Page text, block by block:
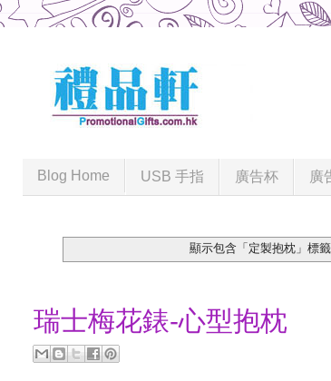
Blog Home USB 手指 廣告杯 廣
顯示包含「定製抱枕」標
瑞士梅花錶-心型抱枕